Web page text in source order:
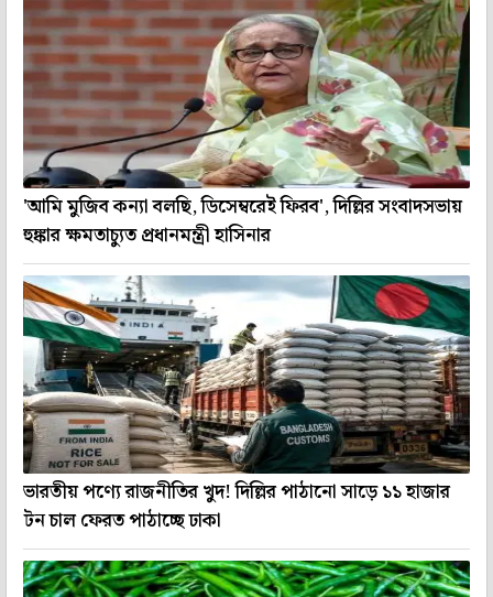
'আমি মুজিব কন্যা বলছি, ডিসেম্বরেই ফিরব', দিল্লির সংবাদসভায়
হুঙ্কার ক্ষমতাচ্যুত প্রধানমন্ত্রী হাসিনার
ভারতীয় পণ্যে রাজনীতির খুদ! দিল্লির পাঠানো সাড়ে ১১ হাজার
টন চাল ফেরত পাঠাচ্ছে ঢাকা